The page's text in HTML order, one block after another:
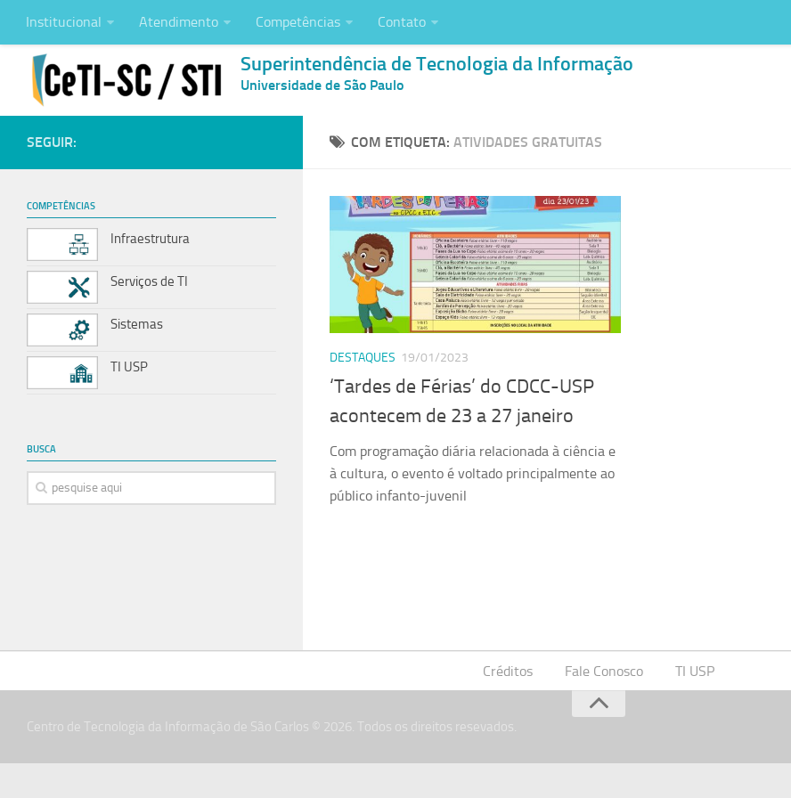
Institucional Atendimento Competências Contato
Superintendência de Tecnologia da Informação
Universidade de São Paulo
COM ETIQUETA: ATIVIDADES GRATUITAS
DESTAQUES 19/01/2023
‘Tardes de Férias’ do CDCC-USP
acontecem de 23 a 27 janeiro
Com programação diária relacionada à ciência e
à cultura, o evento é voltado principalmente ao
público infanto-juvenil
SEGUIR:
COMPETÊNCIAS
Infraestrutura
Serviços de TI
Sistemas
TI USP
BUSCA
Créditos Fale Conosco TI USP
Centro de Tecnologia da Informação de São Carlos © 2026. Todos os direitos resevados.